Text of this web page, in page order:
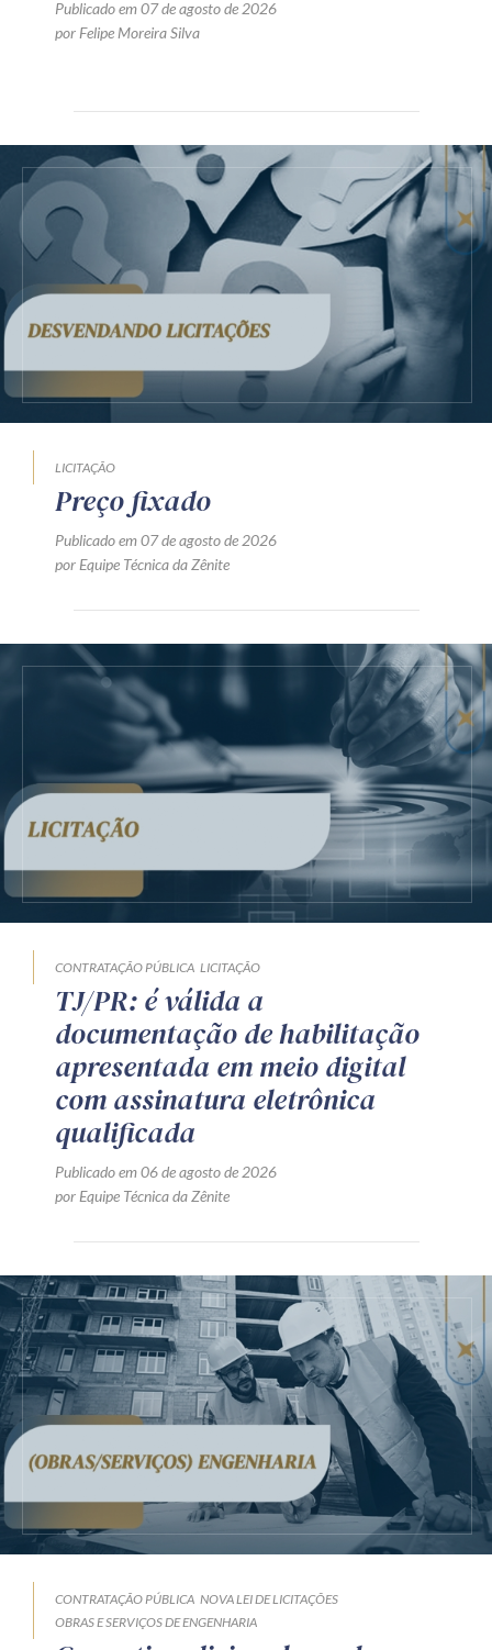
Publicado em 07 de agosto de 2026
por Felipe Moreira Silva
LICITAÇÃO
Preço fixado
Publicado em 07 de agosto de 2026
por Equipe Técnica da Zênite
CONTRATAÇÃO PÚBLICA LICITAÇÃO
TJ/PR: é válida a
documentação de habilitação
apresentada em meio digital
com assinatura eletrônica
qualificada
Publicado em 06 de agosto de 2026
por Equipe Técnica da Zênite
CONTRATAÇÃO PÚBLICA NOVA LEI DE LICITAÇÕES
OBRAS E SERVIÇOS DE ENGENHARIA